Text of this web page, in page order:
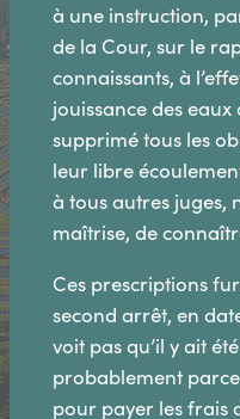
à une instruction,
de la Cour, sur le
connaissants, à
jouissance des
supprimé tous les
leur libre
à tous autres juges,
maîtrise, de
Ces prescriptions
second arrêt, en
voit pas qu’il y ait
probablement
pour payer les frais